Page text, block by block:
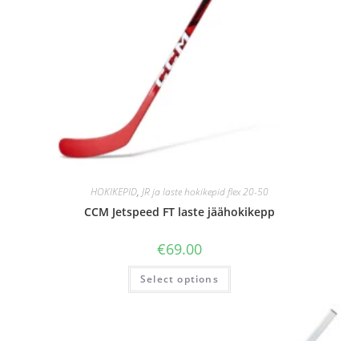
HOKIKEPID, JR ja laste hokikepid flex 20-50
CCM Jetspeed FT laste jäähokikepp
€69.00
Select options